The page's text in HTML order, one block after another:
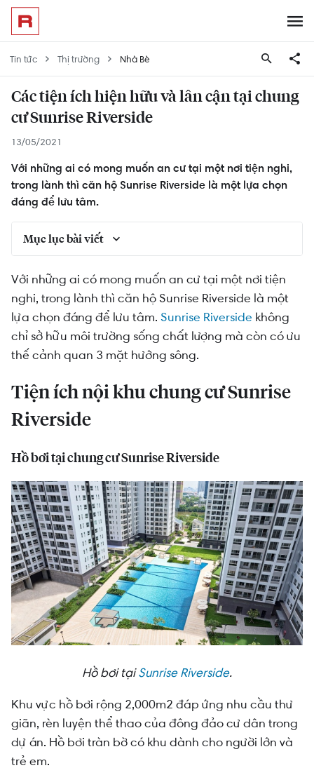
Tin tức Thị trường Nhà Bè
Các tiện ích hiện hữu và lân cận tại chung
cư Sunrise Riverside
13/05/2021
Với những ai có mong muốn an cư tại một nơi tiện nghi,
trong lành thì căn hộ Sunrise Riverside là một lựa chọn
đáng để lưu tâm.
Mục lục bài viết
Tiện ích nội khu chung cư Sunrise Riverside
Tiện ích ngoại khu chung cư Sunrise Riverside
Với những ai có mong muốn an cư tại một nơi tiện
nghi, trong lành thì căn hộ Sunrise Riverside là một
lựa chọn đáng để lưu tâm. Sunrise Riverside không
chỉ sở hữu môi trường sống chất lượng mà còn có ưu
thế cảnh quan 3 mặt hướng sông.
Tiện ích nội khu chung cư Sunrise
Riverside
Hồ bơi tại chung cư Sunrise Riverside
Hồ bơi tạiSunrise Riverside.
Khu vực hồ bơi rộng 2,000m2 đáp ứng nhu cầu thư
giãn, rèn luyện thể thao của đông đảo cư dân trong
dự án. Hồ bơi tràn bờ có khu dành cho người lớn và
trẻ em.